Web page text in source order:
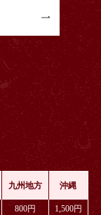
九州地方 沖縄
800円 1,500円